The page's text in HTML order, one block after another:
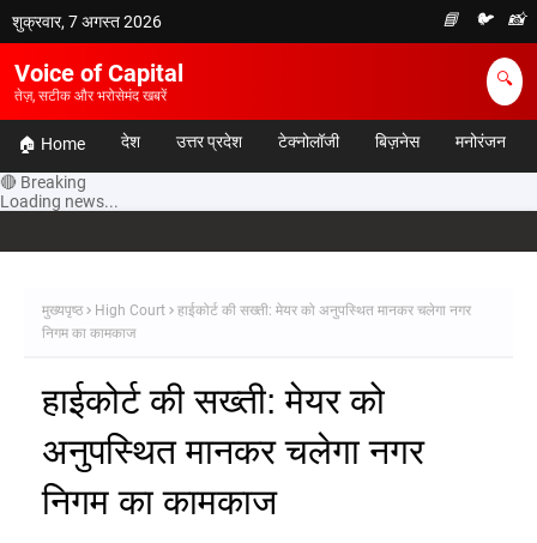
शुक्रवार, 7 अगस्त 2026 📘 🐦 📸
Voice of Capital
तेज़, सटीक और भरोसेमंद खबरें
🔍
🏠 Home देश उत्तर प्रदेश टेक्नोलॉजी बिज़नेस मनोरंजन
🔴 Breaking
Loading news...
मुख्यपृष्ठ High Court
हाईकोर्ट की सख्ती: मेयर को अनुपस्थित मानकर चलेगा नगर
निगम का कामकाज
हाईकोर्ट की सख्ती: मेयर को
अनुपस्थित मानकर चलेगा नगर
निगम का कामकाज